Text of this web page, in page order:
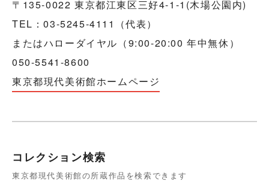
〒135-0022 東京都江東区三好4-1-1(木場公園内)
TEL：03-5245-4111（代表）
またはハローダイヤル（9:00-20:00 年中無休）
050-5541-8600
東京都現代美術館ホームページ
コレクション検索
東京都現代美術館の所蔵作品を検索できます